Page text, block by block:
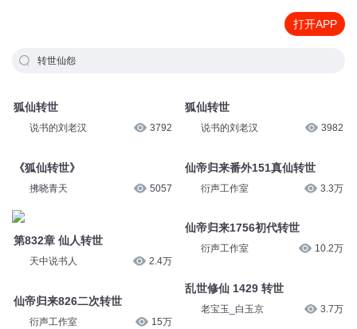
打开APP
转世仙怨
狐仙转世
说书的刘老汉 3792
《狐仙转世》
拂晓青天 5057
第832章 仙人转世
天中说书人 2.4万
仙帝归来826二次转世
衍声工作室 15万
狐仙转世
说书的刘老汉 3982
仙帝归来番外151真仙转世
衍声工作室 3.3万
仙帝归来1756初代转世
衍声工作室 10.2万
乱世修仙 1429 转世
老宝玉_白玉京 3.7万